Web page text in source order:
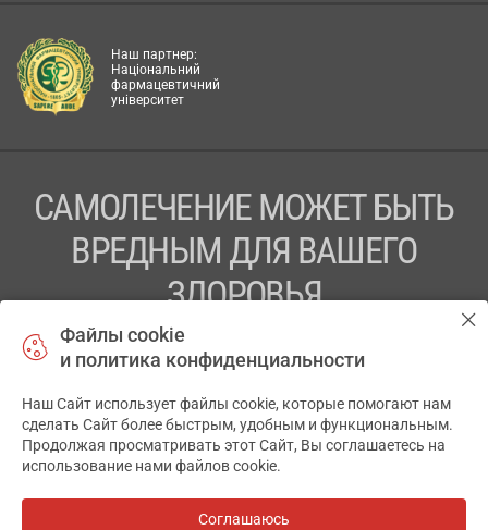
Наш партнер:
Національний
фармацевтичний
університет
САМОЛЕЧЕНИЕ МОЖЕТ БЫТЬ
ВРЕДНЫМ ДЛЯ ВАШЕГО
ЗДОРОВЬЯ
ПЕРЕД ПРИМЕНЕНИЕМ ПРЕПАРАТА
ПРОКОНСУЛЬТИРУЙТЕСЬ С ВРАЧОМ
ТОВ «АПТЕКА 911.ЮА» Код ЄДРПОУ 43631965.
Отказ от ответственности
АПТЕКА911.ЮА
Файлы cookie
и политика конфиденциальности
Наш Сайт использует файлы cookie, которые помогают нам
сделать Сайт более быстрым, удобным и функциональным.
Продолжая просматривать этот Сайт, Вы соглашаетесь на
использование нами файлов cookie.
Соглашаюсь
✕